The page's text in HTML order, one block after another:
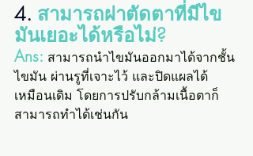
4. สามารถผ่าตัดตาที่มีไข
มันเยอะได้หรือไม่?
Ans: สามารถนำไขมันออกมาได้จากชั้น
ไขมัน ผ่านรูที่เจาะไว้ และปิดแผลได้
เหมือนเดิม โดยการปรับกล้ามเนื้อตาก็
สามารถทำได้เช่นกัน